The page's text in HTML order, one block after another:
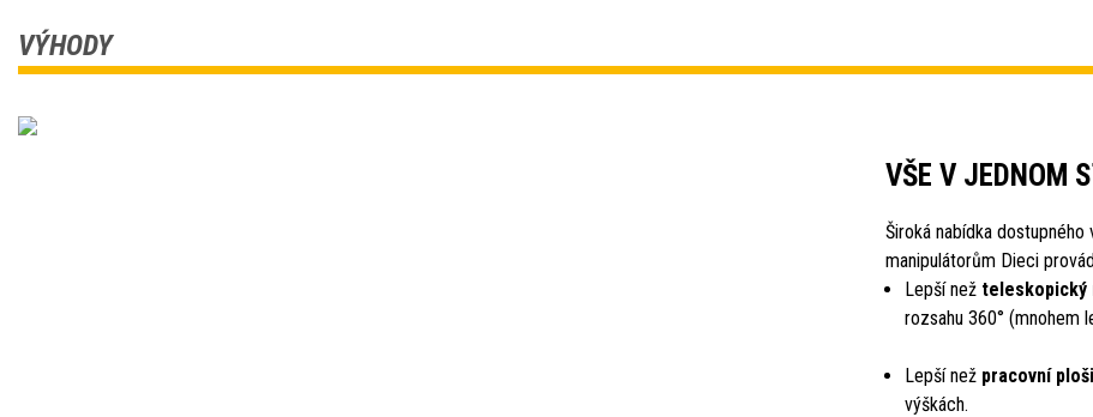
VÝHODY
VŠE V JEDNOM
Široká nabídka
manipulátorům Dieci
Lepší než teleskopický
rozsahu 360° (mnohem
Lepší než pracovní
výškách.